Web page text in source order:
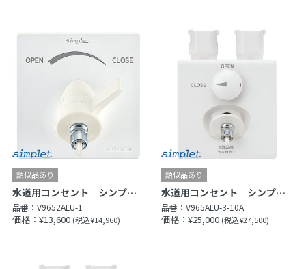
水道用コンセント シンプレット
品番： V9652ALU-1
価格：¥13,600 (税込¥14,960)
水道用コンセント シンプレット
品番：V965ALU-3-10A
価格：¥25,000 (税込¥27,500)